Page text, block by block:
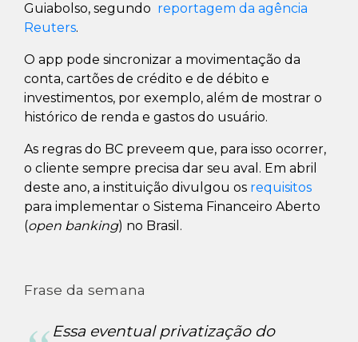
Guiabolso, segundo reportagem da agência
Reuters.
O app pode sincronizar a movimentação da
conta, cartões de crédito e de débito e
investimentos, por exemplo, além de mostrar o
histórico de renda e gastos do usuário.
As regras do BC preveem que, para isso ocorrer,
o cliente sempre precisa dar seu aval. Em abril
deste ano, a instituição divulgou os requisitos
para implementar o Sistema Financeiro Aberto
(open banking) no Brasil.
Frase da semana
Essa eventual privatização do